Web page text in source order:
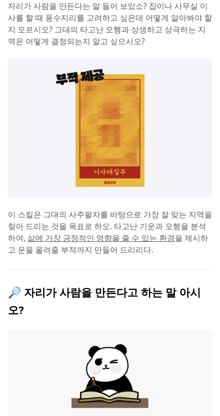
자리가 사람을 만든다는 말 들어 보았소? 집이나 사무실 이
사를 할 때 풍수지리를 고려하고 싶은데 어떻게 알아봐야 할
지 모르시오? 그대의 타고난 오행과 상생하고 상극하는 지
역은 어떻게 결정되는지 알고 싶으시오?
이 스킬은 그대의 사주팔자를 바탕으로 가장 잘 맞는 지역을
찾아 드리는 것을 목표로 하오. 타고난 기운과 오행을 분석
하여, 삶에 가장 긍정적인 영향을 줄 수 있는 환경을 제시하
고 운을 올려줄 부적까지 만들어 드리리다.
🔎 자리가 사람을 만든다고 하는 말 아시
오?